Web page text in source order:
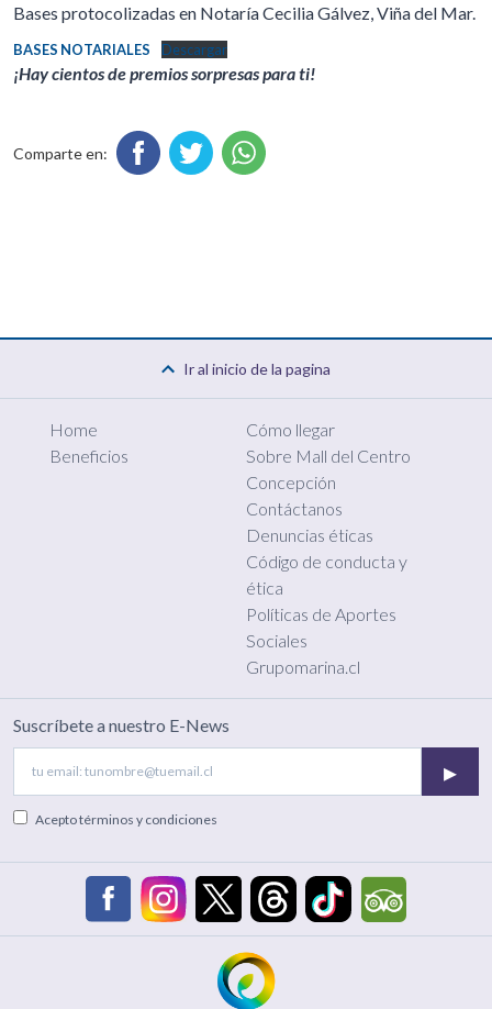
Bases protocolizadas en Notaría Cecilia Gálvez, Viña del Mar.
BASES NOTARIALES Descargar
¡Hay cientos de premios sorpresas para ti!
Comparte en:
Ir al inicio de la pagina
Home
Beneficios
Cómo llegar
Sobre Mall del Centro
Concepción
Contáctanos
Denuncias éticas
Código de conducta y
ética
Políticas de Aportes
Sociales
Grupomarina.cl
Suscríbete a nuestro E-News
▸
Aceptotérminos y condiciones